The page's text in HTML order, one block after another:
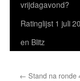
vrijdagavond?
Ratinglijst 1 juli
en Blitz
← Stand na ronde